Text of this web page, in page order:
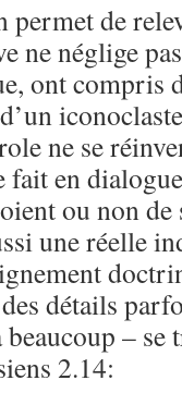
permet de
ne néglige
ont compris
ne se
fait en
ou non
une réelle
détails
– se
2.14: